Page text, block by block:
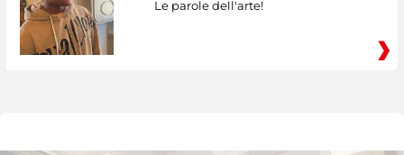
Le parole dell'arte!